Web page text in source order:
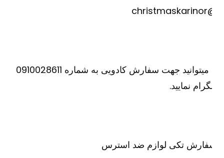
یا میتوانید جهت سفارش کادویی به شماره 0910028611
نمایید.
تکی لوازم ضد استرس